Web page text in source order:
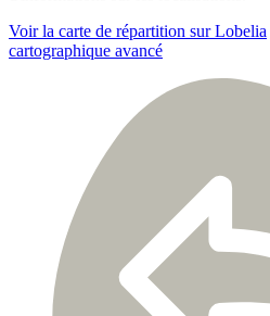
Voir la carte de répartition sur Lobelia
cartographique avancé